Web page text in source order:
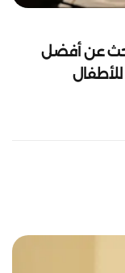
عن أفضل
للأطفال